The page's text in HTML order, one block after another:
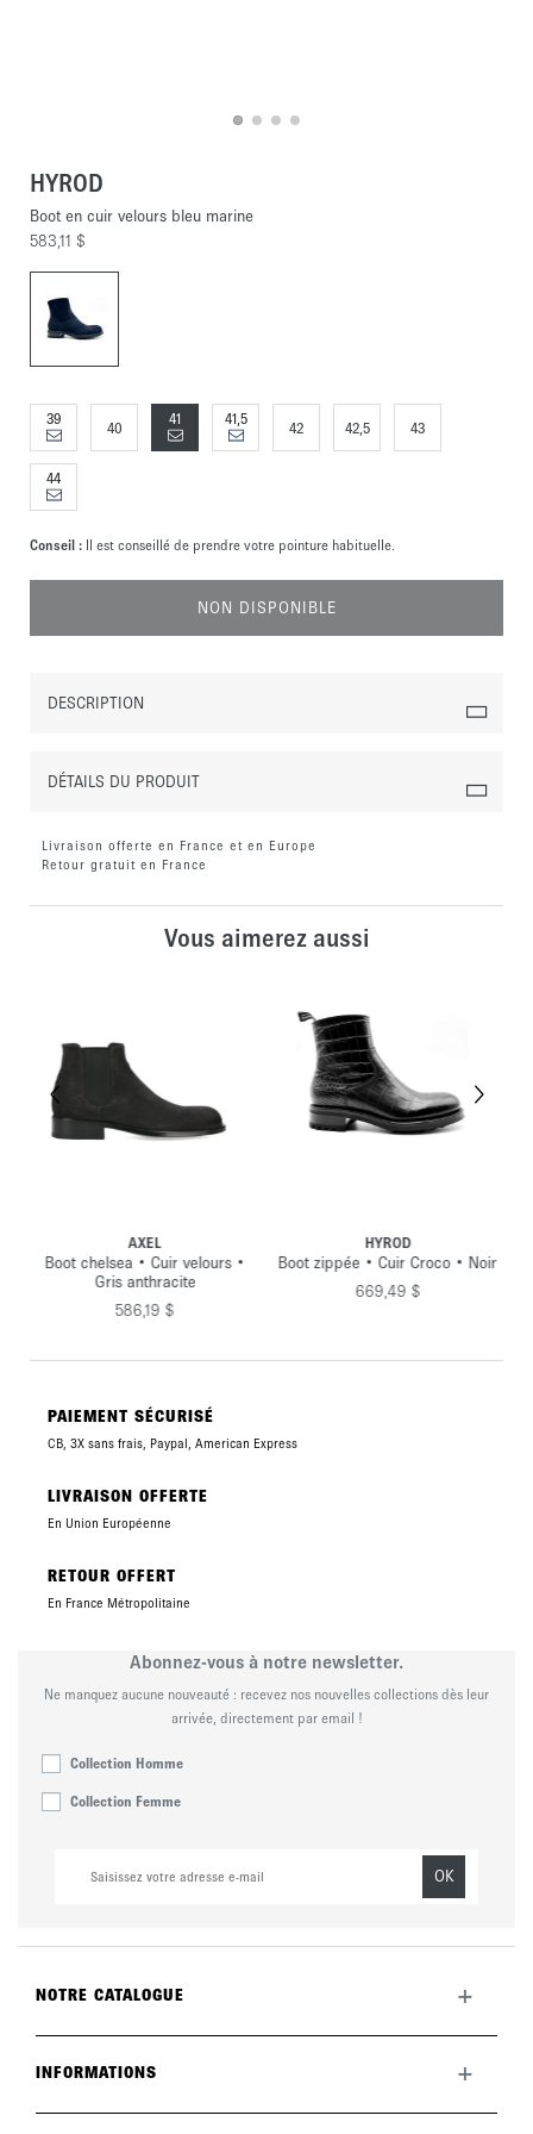
HYROD
Boot en cuir velours bleu marine
583,11 $
39
40
41 41,5
42 42,5 43
44
Conseil : Il est conseillé de prendre votre pointure habituelle.
NON DISPONIBLE
DESCRIPTION
DÉTAILS DU PRODUIT
Livraison offerte en France et en Europe
Retour gratuit en France
Vous aimerez aussi
HYROD
Boot zippée • Cuir Croco • Noir
669,49 $
MUNSTER
Boot Jodhpur • Cuir Lisse •
Marron
PAIEMENT SÉCURISÉ
CB, 3X sans frais, Paypal, American Express
LIVRAISON OFFERTE
En Union Européenne
RETOUR OFFERT
En France Métropolitaine
Abonnez-vous à notre newsletter.
Ne manquez aucune nouveauté : recevez nos nouvelles collections dès leur
arrivée, directement par email !
Collection Homme
Collection Femme
OK
NOTRE CATALOGUE +
La marque
INFORMATIONS +